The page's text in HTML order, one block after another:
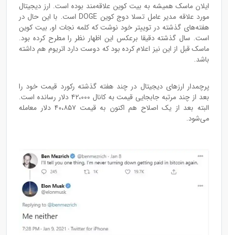
ایلان ماسک همیشه به بیت کوین علاقه‌مند بوده است. ارز دیجیتال
مورد علاقه مدیر عامل تسلا دوج کوین DOGE است. با این حال در
هفته‌های گذشته در توییتر خود نوشت که کلمه نجات او, بیت کوین
است. سال گذشته دقیقا برعکس این اظهار نظر را مطرح کرده بود.
ماسک قبل از این نیز اعلام کرده بود که دوست دارد اتریوم هم داشته
باشد.
پرچمدار ارزهای دیجیتال در چند هفته گذشته رکورد قیمت خود را
بعد از چند مرتبه جابجایی قیمت به کانال ۴۲،۰۰۰ دلار رسانده است.
البته بعد از یک اصلاح هم اکنون به قیمت ۴۰،۸۵۷ دلار معامله
می‌شود.